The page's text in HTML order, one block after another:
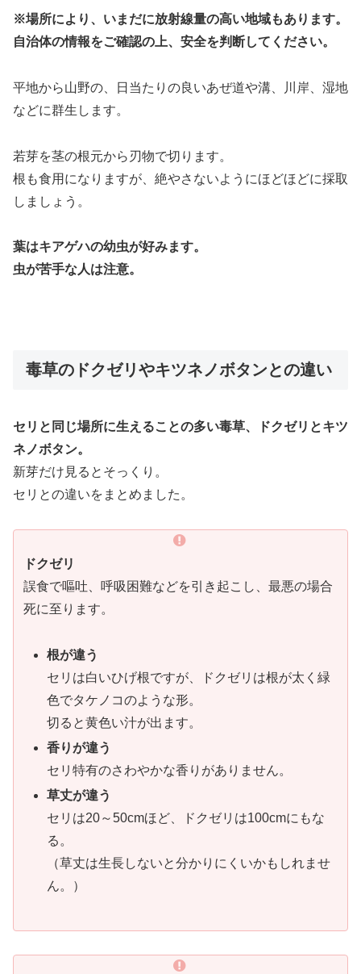
※場所により、いまだに放射線量の高い地域もあります。
自治体の情報をご確認の上、安全を判断してください。
平地から山野の、日当たりの良いあぜ道や溝、川岸、湿地
などに群生します。
若芽を茎の根元から刃物で切ります。
根も食用になりますが、絶やさないようにほどほどに採取
しましょう。
葉はキアゲハの幼虫が好みます。
虫が苦手な人は注意。
毒草のドクゼリやキツネノボタンとの違い
セリと同じ場所に生えることの多い毒草、ドクゼリとキツ
ネノボタン。
新芽だけ見るとそっくり。
セリとの違いをまとめました。
ドクゼリ
誤食で嘔吐、呼吸困難などを引き起こし、最悪の場合
死に至ります。
根が違う
セリは白いひげ根ですが、ドクゼリは根が太く緑
色でタケノコのような形。
切ると黄色い汁が出ます。
香りが違う
セリ特有のさわやかな香りがありません。
草丈が違う
セリは20～50cmほど、ドクゼリは100cmにもな
る。
（草丈は生長しないと分かりにくいかもしれませ
ん。）